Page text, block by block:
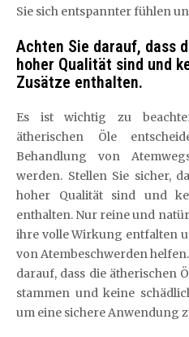
Sie sich entspannter fühlen
Achten Sie darauf, dass
hoher Qualität sind und
Zusätze enthalten.
Es ist wichtig zu
ätherischen Öle
Behandlung von
werden. Stellen Sie sicher,
hoher Qualität sind und
enthalten. Nur reine und
ihre volle Wirkung entfalten
von Atembeschwerden
darauf, dass die ätherischen
stammen und keine
um eine sichere Anwendung